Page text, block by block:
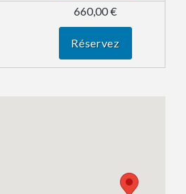
660,00 €
Réservez